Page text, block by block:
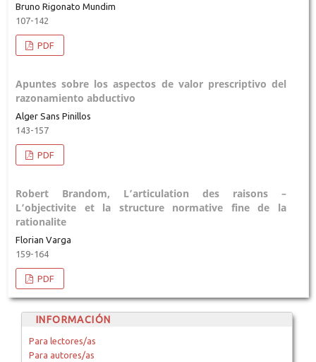
Bruno Rigonato Mundim
107-142
PDF
Apuntes sobre los aspectos de valor prescriptivo del
razonamiento abductivo
Alger Sans Pinillos
143-157
PDF
Robert Brandom, L’articulation des raisons –
L’objectivite et la structure normative fine de la
rationalite
Florian Varga
159-164
PDF
INFORMACIÓN
Para lectores/as
Para autores/as